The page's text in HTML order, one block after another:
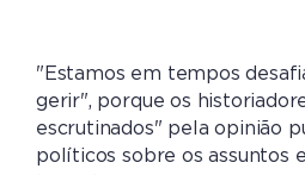
"Estamos em tempos
gerir", porque os
escrutinados" pela opinião
políticos sobre os assuntos